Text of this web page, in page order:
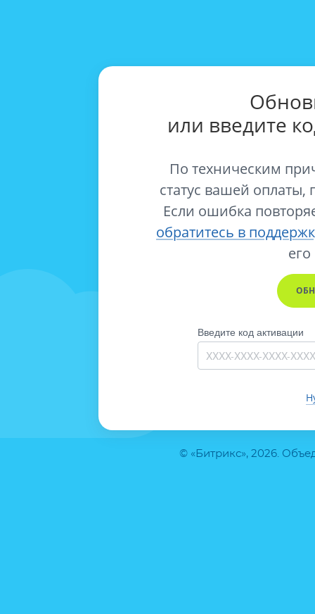
© «Битрикс», 2026.
или введите
По техническим
статус вашей оплаты,
Если ошибка
обратитесь в
его
Введите код активации